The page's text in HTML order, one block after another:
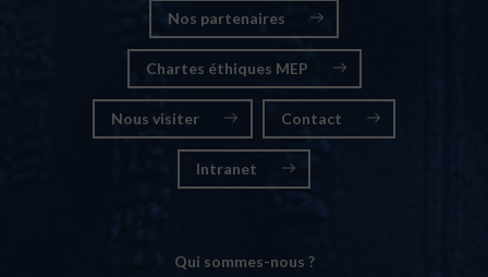
Nos partenaires
Chartes éthiques MEP
Nous visiter Contact
Intranet
Qui sommes-nous ?